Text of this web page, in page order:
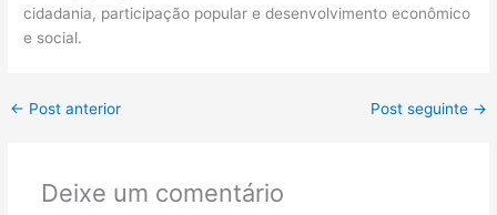
cidadania, participação popular e desenvolvimento econômico
e social.
← Post anterior Post seguinte →
Deixe um comentário